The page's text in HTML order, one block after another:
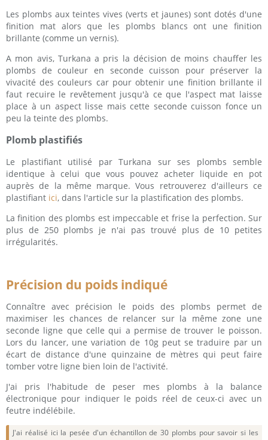
Les plombs aux teintes vives (verts et jaunes) sont dotés d'une
finition mat alors que les plombs blancs ont une finition
brillante (comme un vernis).
A mon avis, Turkana a pris la décision de moins chauffer les
plombs de couleur en seconde cuisson pour préserver la
vivacité des couleurs car pour obtenir une finition brillante il
faut recuire le revêtement jusqu'à ce que l'aspect mat laisse
place à un aspect lisse mais cette seconde cuisson fonce un
peu la teinte des plombs.
Plomb plastifiés
Le plastifiant utilisé par Turkana sur ses plombs semble
identique à celui que vous pouvez acheter liquide en pot
auprès de la même marque. Vous retrouverez d'ailleurs ce
plastifiant ici, dans l'article sur la plastification des plombs.
La finition des plombs est impeccable et frise la perfection. Sur
plus de 250 plombs je n'ai pas trouvé plus de 10 petites
irrégularités.
Précision du poids indiqué
Connaître avec précision le poids des plombs permet de
maximiser les chances de relancer sur la même zone une
seconde ligne que celle qui a permise de trouver le poisson.
Lors du lancer, une variation de 10g peut se traduire par un
écart de distance d'une quinzaine de mètres qui peut faire
tomber votre ligne bien loin de l'activité.
J'ai pris l'habitude de peser mes plombs à la balance
électronique pour indiquer le poids réel de ceux-ci avec un
feutre indélébile.
J'ai réalisé ici la pesée d'un échantillon de 30 plombs pour savoir si les